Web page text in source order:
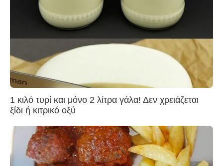
1 κιλό τυρί και μόνο 2 λίτρα γάλα! Δεν χρειάζεται
ξίδι ή κιτρικό οξύ